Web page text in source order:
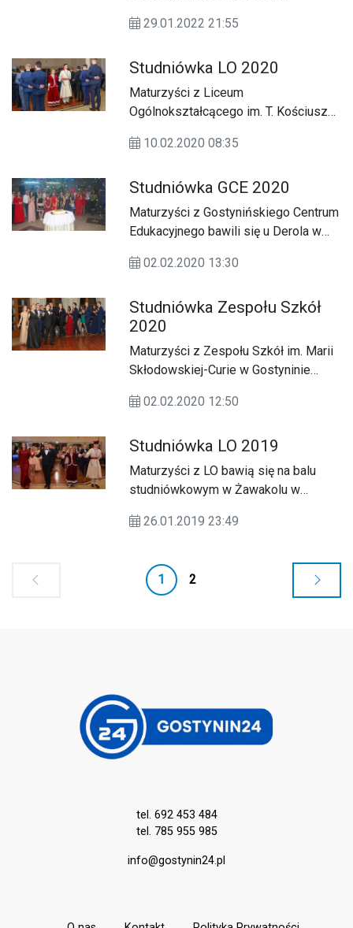
Kościuszki w Gostyninie.
29.01.2022 21:55
Studniówka LO 2020
Maturzyści z Liceum
Ogólnokształcącego im. T. Kościuszki
Żawakolu w Gąbinie. Do tańca
10.02.2020 08:35
Studniówka GCE 2020
Maturzyści z Gostynińskiego Centrum
Edukacyjnego bawili się u Derola w
02.02.2020 13:30
Studniówka Zespołu Szkół
2020
Maturzyści z Zespołu Szkół im. Marii
Skłodowskiej-Curie w Gostyninie
02.02.2020 12:50
Studniówka LO 2019
Maturzyści z LO bawią się na balu
studniówkowym w Żawakolu w
26.01.2019 23:49
1 2
tel. 692 453 484
tel. 785 955 985
info@gostynin24.pl